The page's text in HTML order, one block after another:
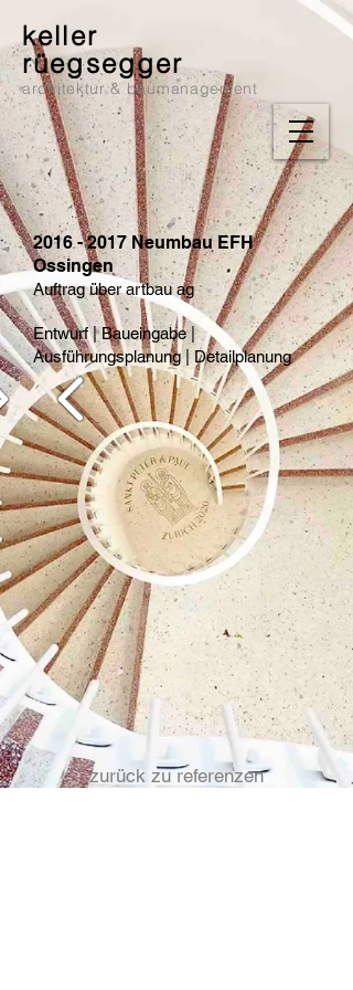
keller
rüegsegger
architektur & baumanagement
2016 - 2017 Neumbau EFH
Ossingen
Auftrag über artbau ag
Entwurf | Baueingabe |
Ausführungsplanung | Detailplanung
zurück zu referenzen